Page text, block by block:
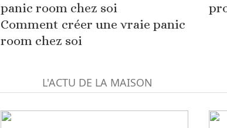
Comment créer une vraie panic
room chez soi
L'ACTU DE LA MAISON